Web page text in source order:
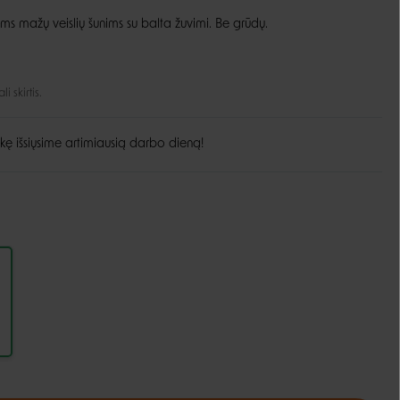
Guoliai ir patiesimai
mažų veislių šunims su balta žuvimi. Be grūdų.
skirtis.
išsiųsime artimiausią darbo dieną!